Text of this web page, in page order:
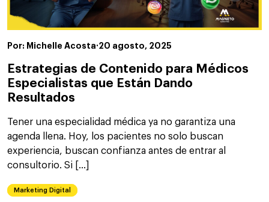
Por: Michelle Acosta·20 agosto, 2025
Estrategias de Contenido para Médicos
Especialistas que Están Dando
Resultados
Tener una especialidad médica ya no garantiza una
agenda llena. Hoy, los pacientes no solo buscan
experiencia, buscan confianza antes de entrar al
consultorio. Si […]
Marketing Digital